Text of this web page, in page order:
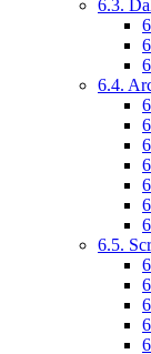
6.3.
6.4.
6.5.